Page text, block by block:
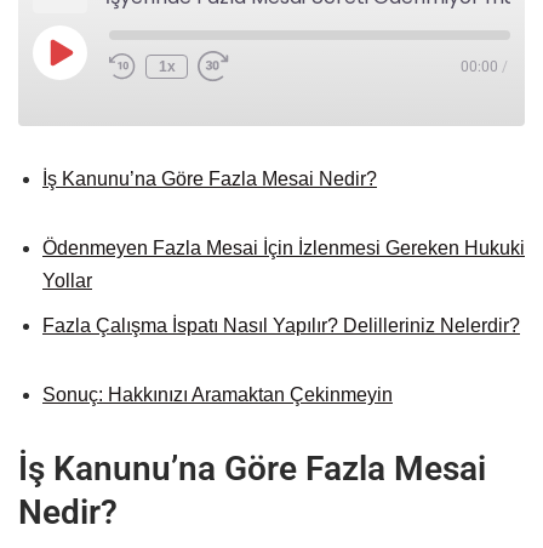
1x 00:00 /
İş Kanunu’na Göre Fazla Mesai Nedir?
Ödenmeyen Fazla Mesai İçin İzlenmesi Gereken Hukuki
Yollar
Fazla Çalışma İspatı Nasıl Yapılır? Delilleriniz Nelerdir?
Sonuç: Hakkınızı Aramaktan Çekinmeyin
İş Kanunu’na Göre Fazla Mesai
Nedir?